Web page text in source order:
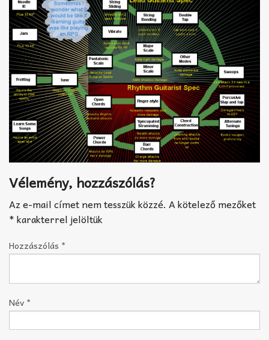
Improvizáció
Vélemény, hozzászólás?
Az e-mail címet nem tesszük közzé. A kötelező mezőket
*karakterrel jelöltük
Hozzászólás *
Név *